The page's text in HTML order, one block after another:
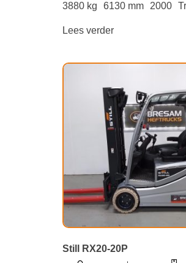
3880 kg 6130 mm 2000
Lees verder
Still RX20-20P